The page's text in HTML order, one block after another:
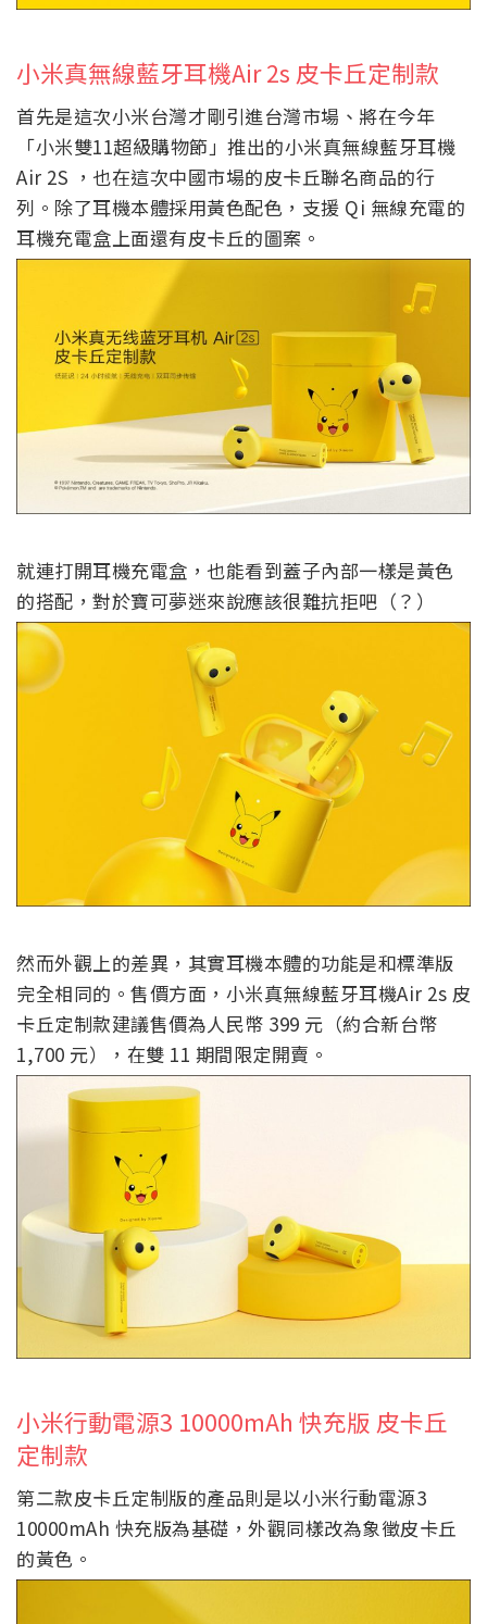
小米真無線藍牙耳機Air 2s 皮卡丘定制款
首先是這次小米台灣才剛引進台灣市場、將在今年
「小米雙11超級購物節」推出的小米真無線藍牙耳機
Air 2S ，也在這次中國市場的皮卡丘聯名商品的行
列。除了耳機本體採用黃色配色，支援 Qi 無線充電的
耳機充電盒上面還有皮卡丘的圖案。
就連打開耳機充電盒，也能看到蓋子內部一樣是黃色
的搭配，對於寶可夢迷來說應該很難抗拒吧（？）
然而外觀上的差異，其實耳機本體的功能是和標準版
完全相同的。售價方面，小米真無線藍牙耳機Air 2s 皮
卡丘定制款建議售價為人民幣 399 元（約合新台幣
1,700 元），在雙 11 期間限定開賣。
小米行動電源3 10000mAh 快充版 皮卡丘
定制款
第二款皮卡丘定制版的產品則是以小米行動電源3
10000mAh 快充版為基礎，外觀同樣改為象徵皮卡丘
的黃色。